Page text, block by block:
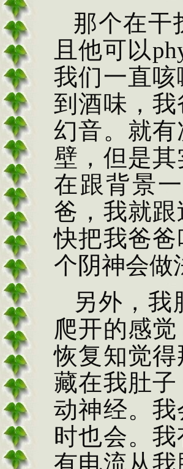
那个在干
且他可以
我们一直
到酒味，
幻音。就
壁，但是
在跟背景
爸，我就
快把我爸
个阴神会做
另外，我
爬开的感
恢复知觉
藏在我肚
动神经。
时也会。
有电流从